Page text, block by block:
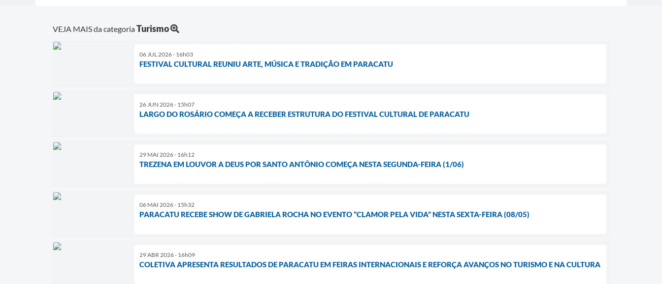
VEJA MAIS da categoriaTurismo
06 JUL 2026 - 16h03
FESTIVAL CULTURAL REUNIU ARTE, MÚSICA E TRADIÇÃO EM PARACATU
26 JUN 2026 - 15h07
LARGO DO ROSÁRIO COMEÇA A RECEBER ESTRUTURA DO FESTIVAL CULTURAL DE PARACATU
29 MAI 2026 - 16h12
TREZENA EM LOUVOR A DEUS POR SANTO ANTÔNIO COMEÇA NESTA SEGUNDA-FEIRA (1/06)
06 MAI 2026 - 15h32
PARACATU RECEBE SHOW DE GABRIELA ROCHA NO EVENTO “CLAMOR PELA VIDA” NESTA SEXTA-FEIRA (08/05)
29 ABR 2026 - 16h09
COLETIVA APRESENTA RESULTADOS DE PARACATU EM FEIRAS INTERNACIONAIS E REFORÇA AVANÇOS NO TURISMO E NA CULTURA